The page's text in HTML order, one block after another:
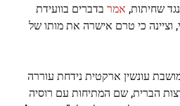
שחיתות, אמר בדברים בוועידת
וציינה כי טרם אישרה את מותו של
עונשין ארקטית נידחת עוררה
הברית, שם המתיחות עם רוסיה